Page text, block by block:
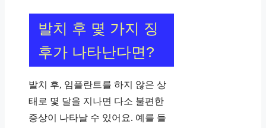
발치 후 몇 가지 징
후가 나타난다면?
발치 후, 임플란트를 하지 않은 상
태로 몇 달을 지나면 다소 불편한
증상이 나타날 수 있어요. 예를 들